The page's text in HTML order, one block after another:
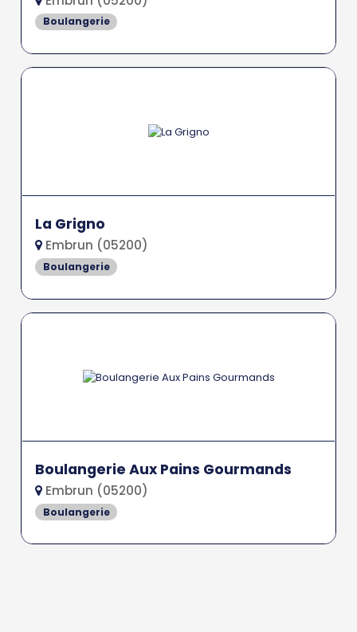
Boulangerie
La Grigno
Embrun (05200)
Boulangerie
Boulangerie Aux Pains Gourmands
Embrun (05200)
Boulangerie